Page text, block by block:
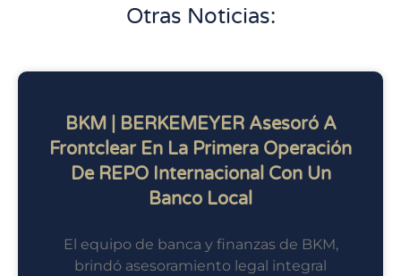
Otras Noticias:
BKM | BERKEMEYER Asesoró A
Frontclear En La Primera Operación
De REPO Internacional Con Un
Banco Local
El equipo de banca y finanzas de BKM,
brindó asesoramiento legal integral